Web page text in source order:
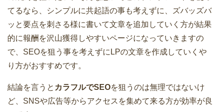
てるなら、シンプルに共起語の事も考えずに、ズバッズバ
ッと要点を刺さる様に書いて文章を追加していく方が結果
的に報酬を沢山獲得しやすいページになっていきますの
で、SEOを狙う事を考えずにLPの文章を作成していくや
り方がおすすめです。
結論を言うと カラフルでSEOを狙うのは無理ではないけ
ど、SNSや広告等からアクセスを集めて来る方が効率が良